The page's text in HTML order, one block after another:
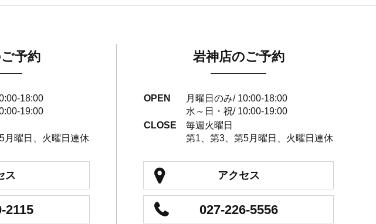
予約
18:00
19:00
月曜日、火曜日連休
ス
2115
岩神店のご予約
OPEN
月曜日のみ/ 10:00-18:00
水～日・祝/ 10:00-19:00
CLOSE
毎週火曜日
第1、第3、第5月曜日、火曜日連休
アクセス
027-226-5556